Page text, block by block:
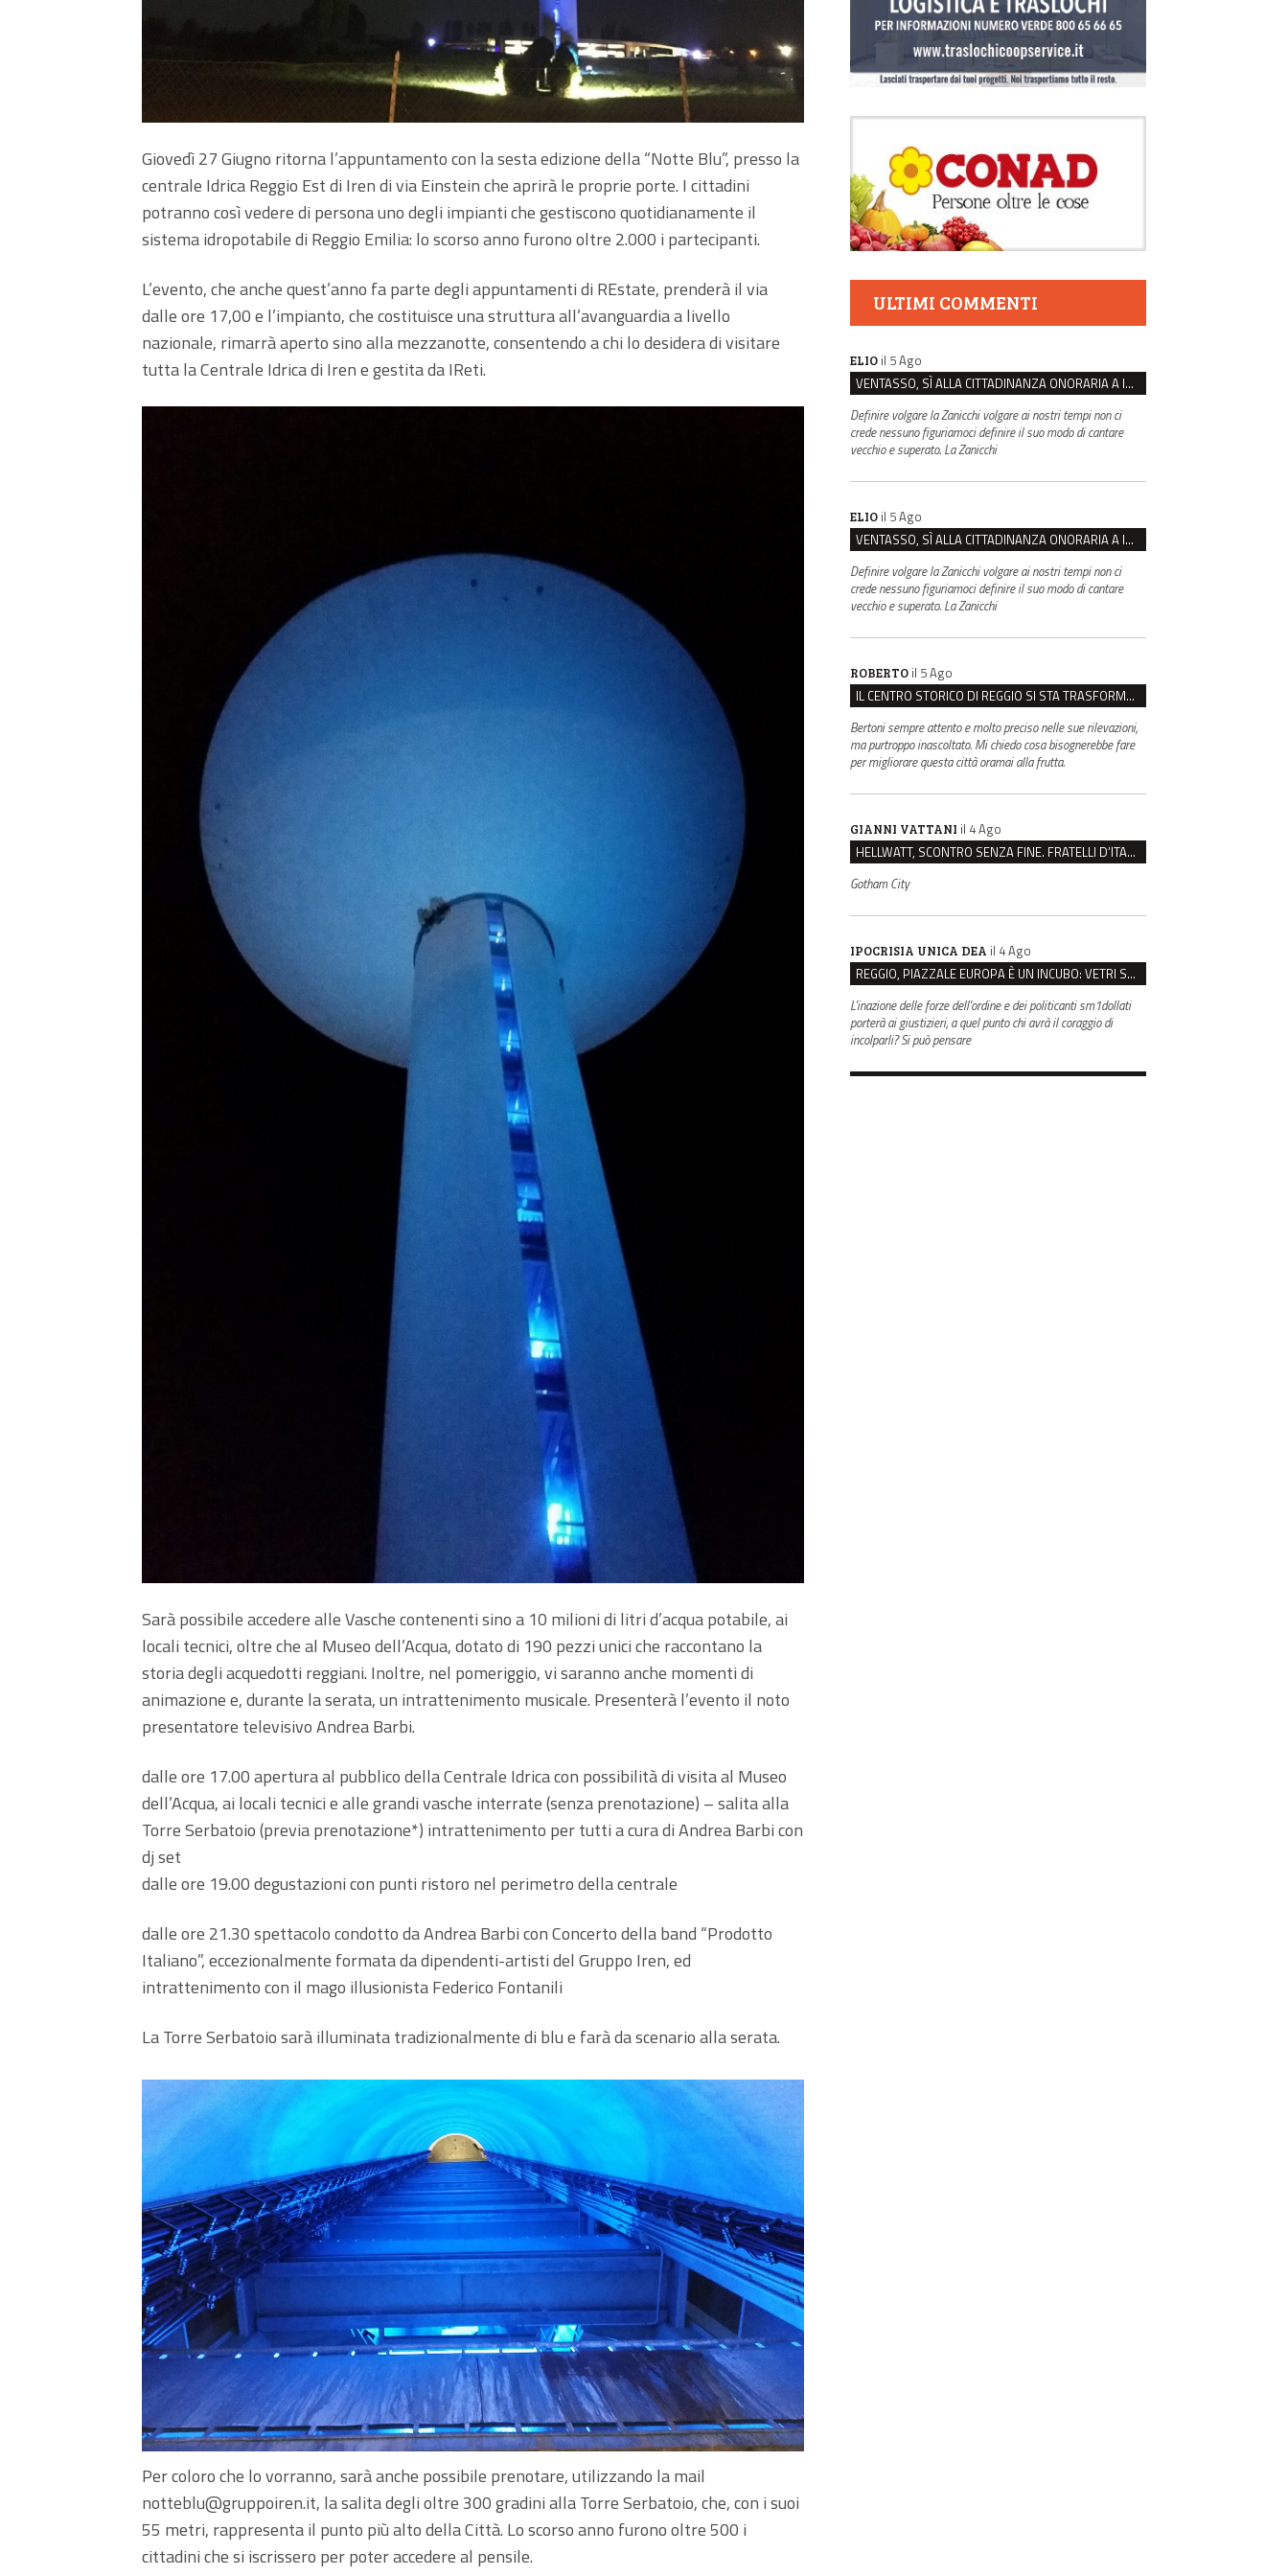
Giovedì 27 Giugno ritorna l’appuntamento con la sesta edizione della “Notte Blu”, presso la
centrale Idrica Reggio Est di Iren di via Einstein che aprirà le proprie porte. I cittadini
potranno così vedere di persona uno degli impianti che gestiscono quotidianamente il
sistema idropotabile di Reggio Emilia: lo scorso anno furono oltre 2.000 i partecipanti.
L’evento, che anche quest’anno fa parte degli appuntamenti di REstate, prenderà il via
dalle ore 17,00 e l’impianto, che costituisce una struttura all’avanguardia a livello
nazionale, rimarrà aperto sino alla mezzanotte, consentendo a chi lo desidera di visitare
tutta la Centrale Idrica di Iren e gestita da IReti.
Sarà possibile accedere alle Vasche contenenti sino a 10 milioni di litri d’acqua potabile, ai
locali tecnici, oltre che al Museo dell’Acqua, dotato di 190 pezzi unici che raccontano la
storia degli acquedotti reggiani. Inoltre, nel pomeriggio, vi saranno anche momenti di
animazione e, durante la serata, un intrattenimento musicale. Presenterà l’evento il noto
presentatore televisivo Andrea Barbi.
dalle ore 17.00 apertura al pubblico della Centrale Idrica con possibilità di visita al Museo
dell’Acqua, ai locali tecnici e alle grandi vasche interrate (senza prenotazione) – salita alla
Torre Serbatoio (previa prenotazione*) intrattenimento per tutti a cura di Andrea Barbi con
dj set
dalle ore 19.00 degustazioni con punti ristoro nel perimetro della centrale
dalle ore 21.30 spettacolo condotto da Andrea Barbi con Concerto della band “Prodotto
Italiano”, eccezionalmente formata da dipendenti-artisti del Gruppo Iren, ed
intrattenimento con il mago illusionista Federico Fontanili
La Torre Serbatoio sarà illuminata tradizionalmente di blu e farà da scenario alla serata.
Per coloro che lo vorranno, sarà anche possibile prenotare, utilizzando la mail
notteblu@gruppoiren.it, la salita degli oltre 300 gradini alla Torre Serbatoio, che, con i suoi
55 metri, rappresenta il punto più alto della Città. Lo scorso anno furono oltre 500 i
cittadini che si iscrissero per poter accedere al pensile.
ULTIMI COMMENTI
ELIO il 5 Ago
VENTASSO, SÌ ALLA CITTADINANZA ONORARIA A IVA ZANICCHI. MA BARGIACCHI: “È DI PESSIMO GUSTO”
Definire volgare la Zanicchi volgare ai nostri tempi non ci
crede nessuno figuriamoci definire il suo modo di cantare
vecchio e superato. La Zanicchi
ELIO il 5 Ago
VENTASSO, SÌ ALLA CITTADINANZA ONORARIA A IVA ZANICCHI. MA BARGIACCHI: “È DI PESSIMO GUSTO”
Definire volgare la Zanicchi volgare ai nostri tempi non ci
crede nessuno figuriamoci definire il suo modo di cantare
vecchio e superato. La Zanicchi
ROBERTO il 5 Ago
IL CENTRO STORICO DI REGGIO SI STA TRASFORMANDO, E NON IN MEGLIO
Bertoni sempre attento e molto preciso nelle sue rilevazioni,
ma purtroppo inascoltato. Mi chiedo cosa bisognerebbe fare
per migliorare questa città oramai alla frutta.
GIANNI VATTANI il 4 Ago
HELLWATT, SCONTRO SENZA FINE. FRATELLI D’ITALIA: “MILANI PORTA DOCUMENTI, DE FRANCO INSULTI”
Gotham City
IPOCRISIA UNICA DEA il 4 Ago
REGGIO, PIAZZALE EUROPA È UN INCUBO: VETRI SPACCATI E FURTI SULLE AUTO IN SOSTA
L'inazione delle forze dell'ordine e dei politicanti sm1dollati
porterà ai giustizieri, a quel punto chi avrà il coraggio di
incolparli? Si può pensare